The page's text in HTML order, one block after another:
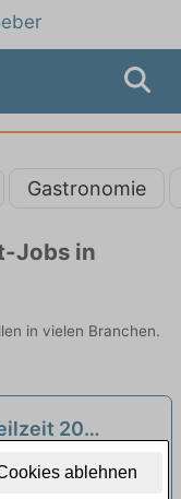
ablehnen
Gastronomie
Jobs in
in vielen Branchen.
20
und Kurzwaren
Donau